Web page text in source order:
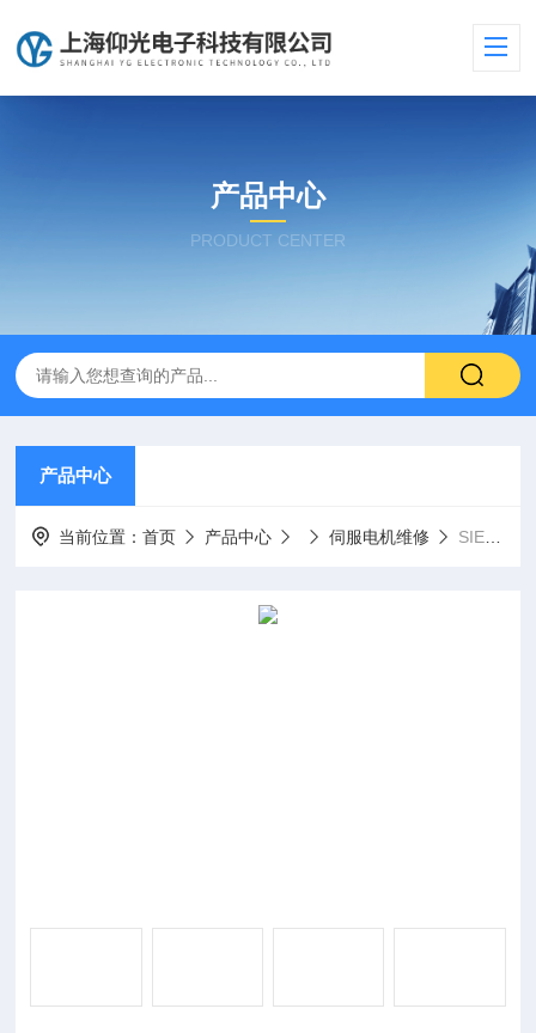
产品中心
PRODUCT CENTER
产品中心
当前位置：首页 产品中心 伺服电机维修 SIEMENS西门子伺服电机磁铁脱落维修